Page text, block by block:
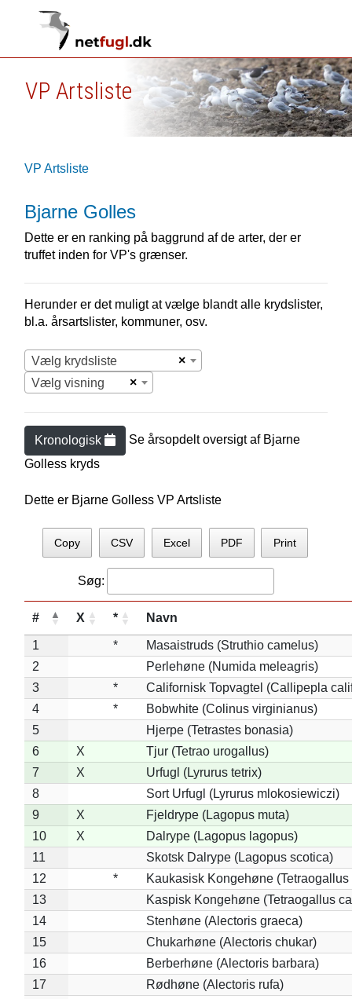
VP Artsliste
VP Artsliste
Bjarne Golles
Dette er en ranking på baggrund af de arter, der er
truffet inden for VP's grænser.
Herunder er det muligt at vælge blandt alle krydslister,
bl.a. årsartslister, kommuner, osv.
×
Vælg krydsliste
×
Vælg visning
Kronologisk Se årsopdelt oversigt af Bjarne
Golless kryds
Dette er Bjarne Golless VP Artsliste
Copy CSV Excel PDF Print
Søg:
# X * Navn
1 *
Masaistruds (Struthio camelus)
2
Perlehøne (Numida meleagris)
3
*
Californisk Topvagtel (Callipepla
4
*
Bobwhite (Colinus virginianus)
5
Hjerpe (Tetrastes bonasia)
6
X
Tjur (Tetrao urogallus)
7
X
Urfugl (Lyrurus tetrix)
8
Sort Urfugl (Lyrurus mlokosiewiczi)
9
X
Fjeldrype (Lagopus muta)
10
X
Dalrype (Lagopus lagopus)
11
Skotsk Dalrype (Lagopus scotica)
12
*
Kaukasisk Kongehøne
13
Kaspisk Kongehøne (Tetraogallus
14
Stenhøne (Alectoris graeca)
15
Chukarhøne (Alectoris chukar)
16
Berberhøne (Alectoris barbara)
17
Rødhøne (Alectoris rufa)